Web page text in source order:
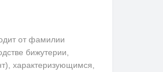
от фамилии
бижутерии,
характеризующимся,